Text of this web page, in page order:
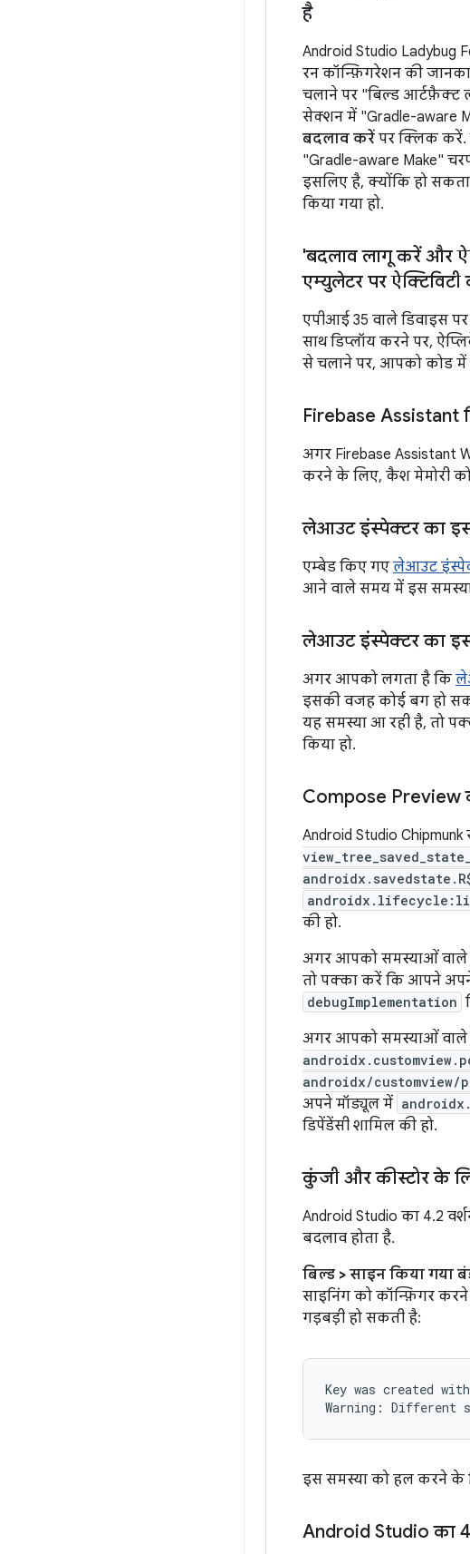
है
Android Studio
रन कॉन्फ़िगरेशन की
चलाने पर "बिल्ड आर्टफ़ैक्ट
सेक्शन में "Gradle-aware
बदलाव करें पर क्लिक करें.
"Gradle-aware Make"
इसलिए है, क्योंकि हो
किया गया हो.
'बदलाव लागू करें और
एम्युलेटर पर
एपीआई 35 वाले डिवाइस
साथ डिप्लॉय करने पर,
से चलाने पर, आपको कोड में
Firebase Assistant
अगर Firebase Assistant
करने के लिए, कैश मेमोरी
लेआउट इंस्पेक्टर का
एम्बेड किए गए लेआउट
आने वाले समय में इस
लेआउट इंस्पेक्टर का
अगर आपको लगता है कि
इसकी वजह कोई बग हो
यह समस्या आ रही है, तो
किया हो.
Compose Preview
Android Studio
की हो.
अगर आपको समस्याओं
तो पक्का करें कि आपने
debugImplementation
अगर आपको समस्याओं
androidx/
अपने मॉड्यूल में
डिपेंडेंसी शामिल की हो.
कुंजी और कीस्टोर के
Android Studio का 4.2
बदलाव होता है.
बिल्ड > साइन किया गया
साइनिंग को कॉन्फ़िगर
गड़बड़ी हो सकती है:
Key was created
इस समस्या को हल करने के
Android Studio का 4